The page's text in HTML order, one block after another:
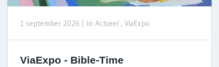
1 september 2026 | In: Actueel , ViaExpo
ViaExpo - Bible-Time